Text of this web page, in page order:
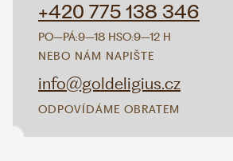
+420 775 138 346
PO–PÁ:9–18 HSO:9–12 H
NEBO NÁM NAPIŠTE
info@goldeligius.cz
ODPOVÍDÁME OBRATEM